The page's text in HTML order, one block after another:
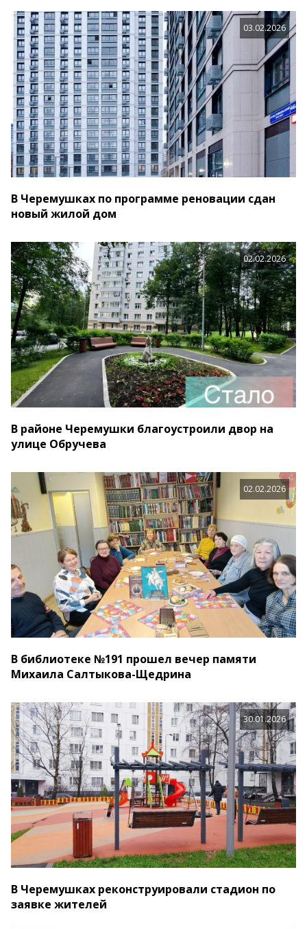
03.02.2026
В Черемушках по программе реновации сдан
новый жилой дом
02.02.2026
В районе Черемушки благоустроили двор на
улице Обручева
02.02.2026
В библиотеке №191 прошел вечер памяти
Михаила Салтыкова-Щедрина
30.01.2026
В Черемушках реконструировали стадион по
заявке жителей